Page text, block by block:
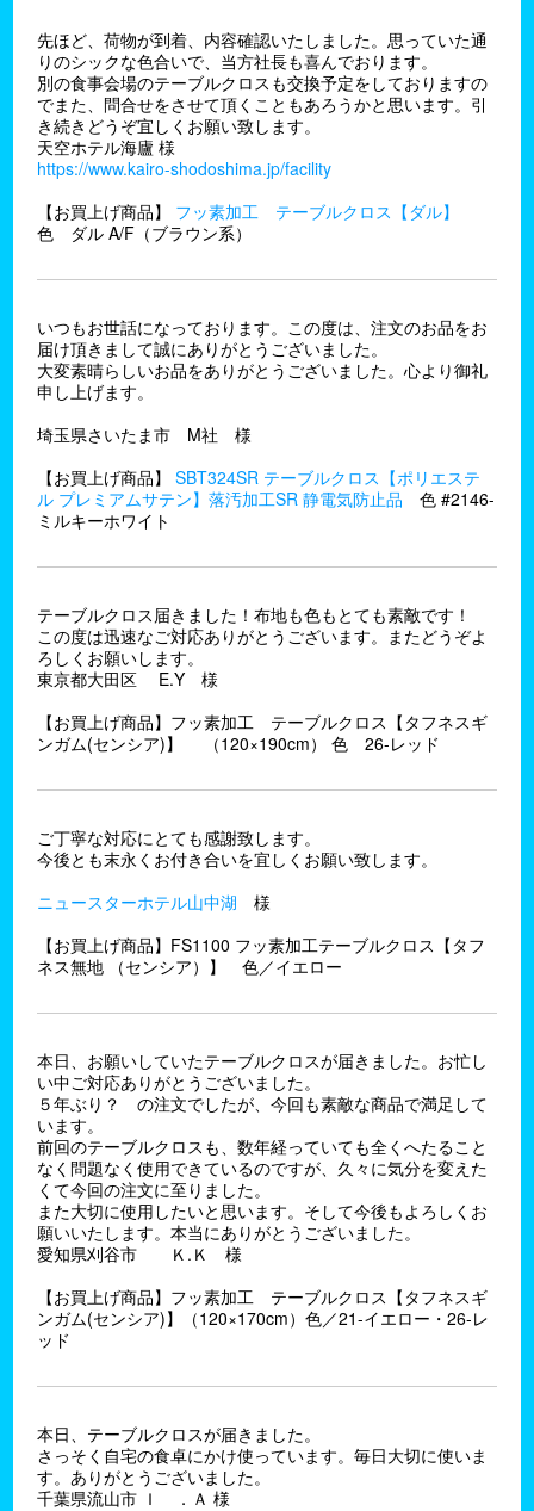
先ほど、荷物が到着、内容確認いたしました。思っていた通
りのシックな色合いで、当方社長も喜んでおります。
別の食事会場のテーブルクロスも交換予定をしておりますの
でまた、問合せをさせて頂くこともあろうかと思います。引
き続きどうぞ宜しくお願い致します。
天空ホテル海廬 様
https://www.kairo-shodoshima.jp/facility
【お買上げ商品】
フッ素加工 テーブルクロス【ダル】
色 ダル A/F（ブラウン系）
いつもお世話になっております。この度は、注文のお品をお
届け頂きまして誠にありがとうございました。
大変素晴らしいお品をありがとうございました。心より御礼
申し上げます。
埼玉県さいたま市 M社 様
【お買上げ商品】 SBT324SR テーブルクロス【ポリエステ
ル プレミアムサテン】落汚加工SR 静電気防止品 色 #2146-
ミルキーホワイト
テーブルクロス届きました！布地も色もとても素敵です！
この度は迅速なご対応ありがとうございます。またどうぞよ
ろしくお願いします。
東京都大田区 E.Y 様
【お買上げ商品】フッ素加工 テーブルクロス【タフネスギ
ンガム(センシア)】 （120×190cm） 色 26-レッド
ご丁寧な対応にとても感謝致します。
今後とも末永くお付き合いを宜しくお願い致します。
ニュースターホテル山中湖 様
【お買上げ商品】FS1100 フッ素加工テーブルクロス【タフ
ネス無地 （センシア）】 色／イエロー
本日、お願いしていたテーブルクロスが届きました。お忙し
い中ご対応ありがとうございました。
５年ぶり？ の注文でしたが、今回も素敵な商品で満足して
います。
前回のテーブルクロスも、数年経っていても全くへたること
なく問題なく使用できているのですが、久々に気分を変えた
くて今回の注文に至りました。
また大切に使用したいと思います。そして今後もよろしくお
願いいたします。本当にありがとうございました。
愛知県刈谷市 Ｋ.Ｋ 様
【お買上げ商品】フッ素加工 テーブルクロス【タフネスギ
ンガム(センシア)】（120×170cm）色／21-イエロー・26-レ
ッド
本日、テーブルクロスが届きました。
さっそく自宅の食卓にかけ使っています。毎日大切に使いま
す。ありがとうございました。
千葉県流山市 Ｉ ．Ａ 様